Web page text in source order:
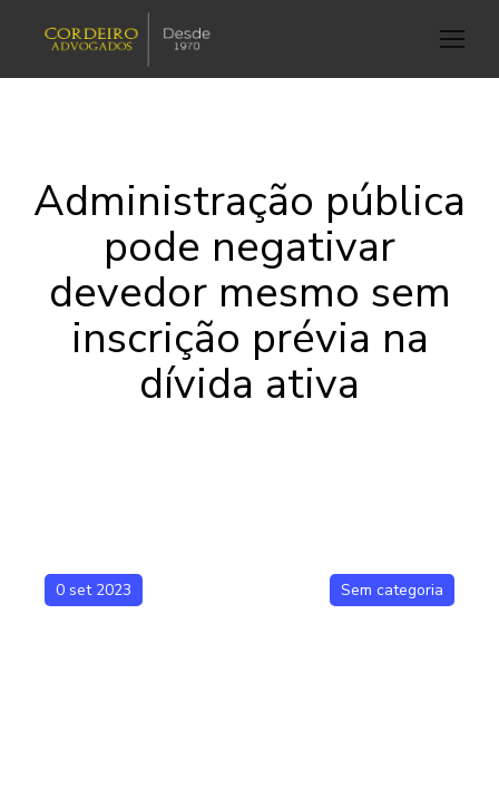
Administração pública
pode negativar
devedor mesmo sem
inscrição prévia na
dívida ativa
0 set 2023 Sem categoria